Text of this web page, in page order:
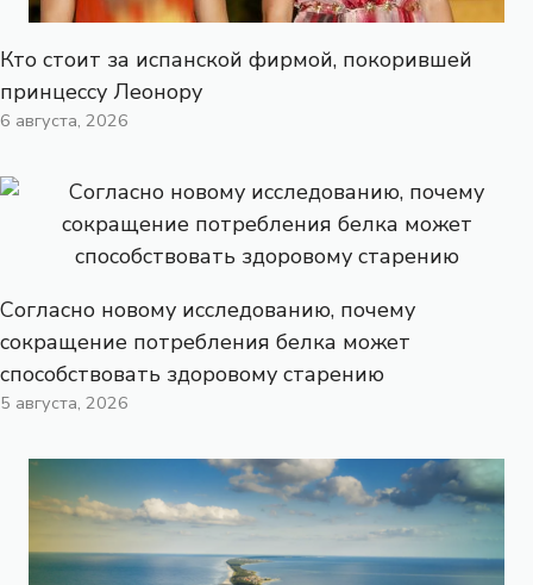
Кто стоит за испанской фирмой, покорившей
принцессу Леонору
6 августа, 2026
Согласно новому исследованию, почему
сокращение потребления белка может
способствовать здоровому старению
5 августа, 2026